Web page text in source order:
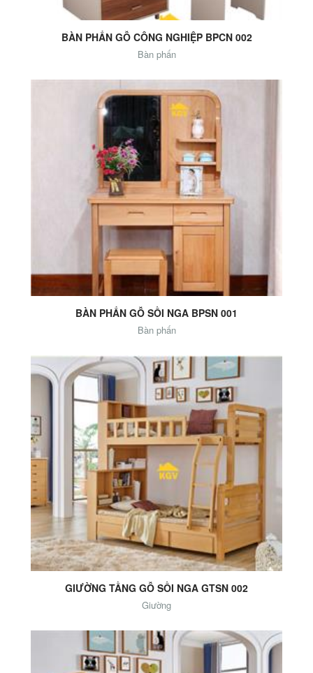
BÀN PHẤN GỖ CÔNG NGHIỆP BPCN 002
Bàn phấn
Add to Cart
BÀN PHẤN GỖ SỒI NGA BPSN 001
Bàn phấn
Add to Cart
GIƯỜNG TẦNG GỖ SỒI NGA GTSN 002
Giường